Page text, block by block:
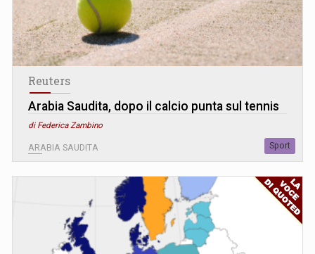
Reuters
Arabia Saudita, dopo il calcio punta sul tennis
di Federica Zambino
ARABIA SAUDITA Sport